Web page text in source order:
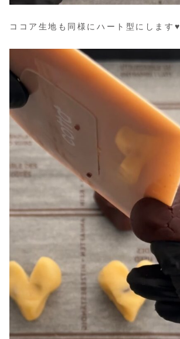
ココア生地も同様にハート型にします♥